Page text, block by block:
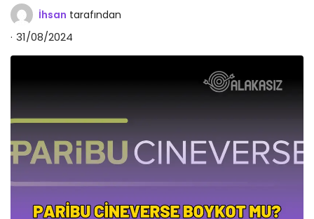
İhsan tarafından
31/08/2024